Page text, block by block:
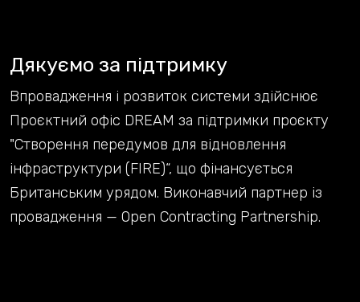
Дякуємо за підтримку
Впровадження і розвиток системи здійснює
Проєктний офіс DREAM за підтримки проєкту
"Створення передумов для відновлення
інфраструктури (FIRE)“, що фінансується
Британським урядом. Виконавчий партнер із
провадження — Open Contracting Partnership.